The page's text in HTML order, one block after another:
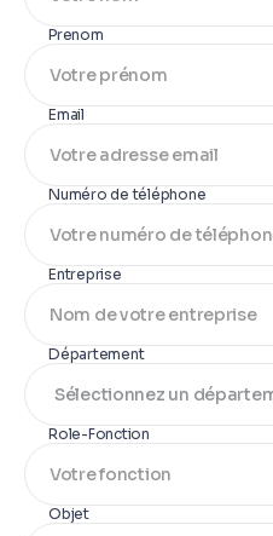
Prenom
Email
Numéro de téléphone
Entreprise
Département
Role-Fonction
Objet